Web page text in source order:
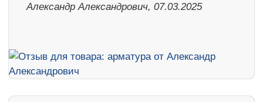
Александр Александрович, 07.03.2025